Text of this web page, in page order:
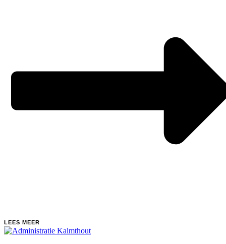
LEES MEER